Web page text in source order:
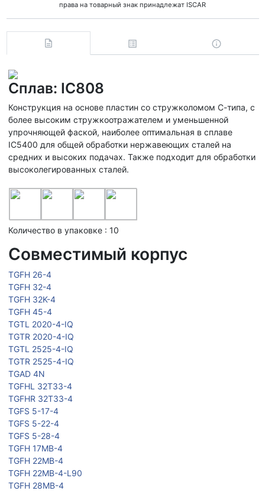
права на товарный знак принадлежат ISCAR
Сплав: IC808
Конструкция на основе пластин со стружколомом С-типа, с
более высоким стружкоотражателем и уменьшенной
упрочняющей фаской, наиболее оптимальная в сплаве
IC5400 для общей обработки нержавеющих сталей на
средних и высоких подачах. Также подходит для обработки
высоколегированных сталей.
Количество в упаковке : 10
Совместимый корпус
TGFH 26-4
TGFH 32-4
TGFH 32K-4
TGFH 45-4
TGTL 2020-4-IQ
TGTR 2020-4-IQ
TGTL 2525-4-IQ
TGTR 2525-4-IQ
TGAD 4N
TGFHL 32T33-4
TGFHR 32T33-4
TGFS 5-17-4
TGFS 5-22-4
TGFS 5-28-4
TGFH 17MB-4
TGFH 22MB-4
TGFH 22MB-4-L90
TGFH 28MB-4